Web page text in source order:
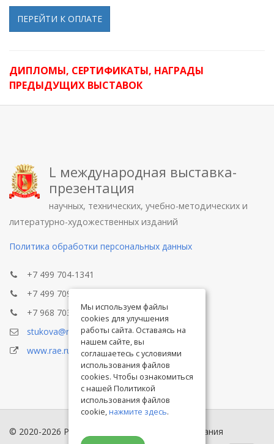
ПЕРЕЙТИ К ОПЛАТЕ
ДИПЛОМЫ, СЕРТИФИКАТЫ, НАГРАДЫ
ПРЕДЫДУЩИХ ВЫСТАВОК
L международная выставка-
презентация
научных, технических, учебно-методических и
литературно-художественных изданий
Политика обработки персональных данных
+7 499 704-1341
+7 499 709-8104
+7 968 703-8433
stukova@rae.ru
www.rae.ru
© 2020-2026 Российская академия естествознания
Мы используем файлы
cookies для улучшения
работы сайта. Оставаясь на
нашем сайте, вы
соглашаетесь с условиями
использования файлов
cookies. Чтобы ознакомиться
с нашей Политикой
использования файлов
cookie,нажмите здесь.